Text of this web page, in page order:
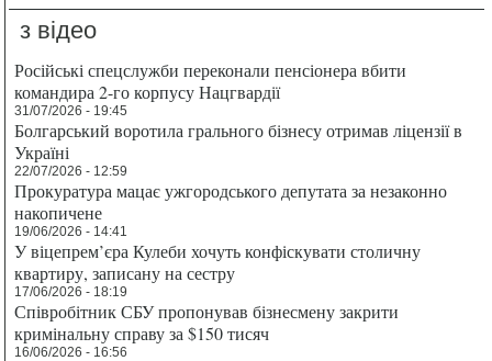
з відео
Російські спецслужби переконали пенсіонера вбити
командира 2-го корпусу Нацгвардії
31/07/2026 - 19:45
Болгарський воротила грального бізнесу отримав ліцензії в
Україні
22/07/2026 - 12:59
Прокуратура мацає ужгородського депутата за незаконно
накопичене
19/06/2026 - 14:41
У віцепрем’єра Кулеби хочуть конфіскувати столичну
квартиру, записану на сестру
17/06/2026 - 18:19
Співробітник СБУ пропонував бізнесмену закрити
кримінальну справу за $150 тисяч
16/06/2026 - 16:56